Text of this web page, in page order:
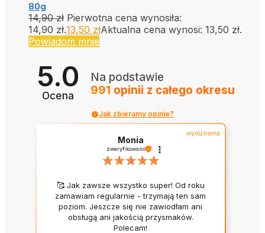
80g
14,90zł Pierwotna cena wynosiła:
14,90 zł.13,50 złAktualna cena wynosi: 13,50 zł.
Powiadom mnie
5.0
Ocena
Na podstawie
991 opinii z całego okresu
Jak zbieramy opinie?
wyróżniona
Monia
zweryfikowano
🥰 Jak zawsze wszystko super! Od roku
zamawiam regularnie - trzymają ten sam
poziom. Jeszcze się nie zawiodłam ani
obsługą ani jakością przysmaków.
Polecam!